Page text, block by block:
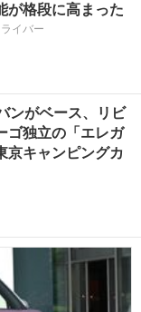
が格段に高まった
イバー
ンがベース、リビ
ゴ独立の「エレガ
キャンピングカ